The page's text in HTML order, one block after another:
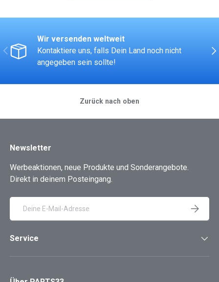
VORHERIGE
Wir versenden weltweit
Kontaktiere uns, falls Dein Land noch nicht
angegeben sein sollte!
Zurück nach oben
Newsletter
Werbeaktionen, neue Produkte und Sonderangebote.
Direkt in deinem Posteingang.
Service